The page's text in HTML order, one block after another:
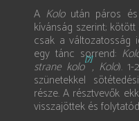
A Koloután páros és
kívánság szerint;
csak a változatosság
egy tánc sorrend:
strane kolo[7], Kolo).
szünetekkel
része. A résztvevők
visszajöttek és